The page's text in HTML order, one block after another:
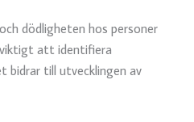
dödligheten hos personer
att identifiera
bidrar till utvecklingen av